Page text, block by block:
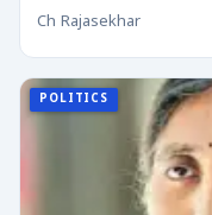
Ch Rajasekhar
POLITICS